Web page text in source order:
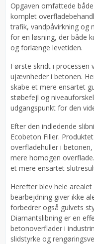
Opgaven omfattede
komplet
trafik, vandpåvirkning og
for en løsning, der både
og forlænge levetiden.
Første skridt i processen
ujævnheder i betonen.
skabe et mere ensartet
støbefejl og
udgangspunkt for den
Efter den indledende
Ecobeton Filler.
overfladehuller i
mere homogen
et mere ensartet
Herefter blev hele
bearbejdning giver ikke
forbedrer også gulvets
Diamantslibning er en
betonoverflader i
slidstyrke og